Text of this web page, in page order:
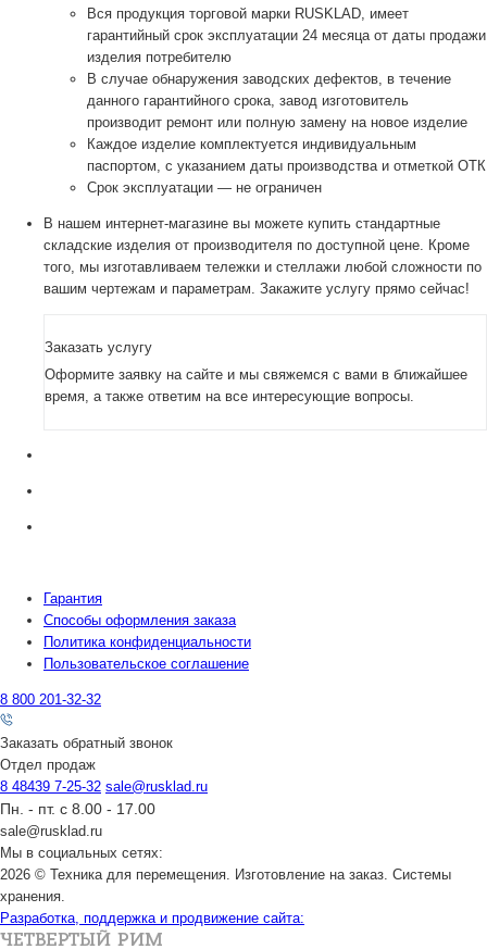
Вся продукция торговой марки RUSKLAD, имеет
гарантийный срок эксплуатации 24 месяца от даты продажи
изделия потребителю
В случае обнаружения заводских дефектов, в течение
данного гарантийного срока, завод изготовитель
производит ремонт или полную замену на новое изделие
Каждое изделие комплектуется индивидуальным
паспортом, с указанием даты производства и отметкой ОТК
Срок эксплуатации — не ограничен
В нашем интернет-магазине вы можете купить стандартные
складские изделия от производителя по доступной цене. Кроме
того, мы изготавливаем тележки и стеллажи любой сложности по
вашим чертежам и параметрам. Закажите услугу прямо сейчас!
Заказать услугу
Оформите заявку на сайте и мы свяжемся с вами в ближайшее
время, а также ответим на все интересующие вопросы.
Гарантия
Способы оформления заказа
Политика конфиденциальности
Пользовательское соглашение
8 800 201-32-32
Заказать обратный звонок
Отдел продаж
8 48439 7-25-32 sale@rusklad.ru
Пн. - пт. с 8.00 - 17.00
sale@rusklad.ru
Мы в социальных сетях:
2026 © Техника для перемещения. Изготовление на заказ. Системы
хранения.
Разработка, поддержка и продвижение сайта: